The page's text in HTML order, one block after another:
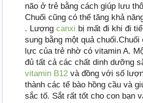
não ở trẻ bằng cách giúp lưu
Chuối cũng có thể tăng khả
. Lượng canxi bị mất đi khi đi
sung bằng một quả
lực của trẻ nhờ có vitamin A.
đủ tất cả các chất dinh dưỡng
vitamin B12 và đồng với số
thành các tế bào hồng cầu và
sắc tố. Sắt rất tốt cho con bạn